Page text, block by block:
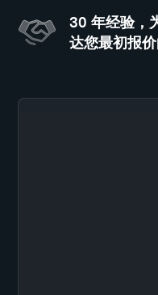
30 年经验，
达您最初报价